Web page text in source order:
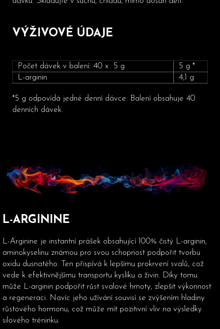
VÝŽIVOVÉ ÚDAJE
Počet dávek v balení: 40 x 5 g
5 g *
L-arginin
4,1 g
*5 g odpovídá jedné denní dávce. Balení obsahuje 40
denních dávek.
L-ARGININE
L-Arginine je instantní prášek obsahující 100% čistý L-arginin,
aminokyselinu známou pro svou schopnost podpořit tvorbu
oxidu dusnatého. Ten přispívá k lepšímu prokrvení svalů, což
vede k efektivnějšímu transportu kyslíku a živin. Díky tomu
může L-arginin podpořit růst svalové hmoty, zlepšit výkonnost
a regeneraci. Navíc jeho užívání souvisí se zvýšením hladiny
růstového hormonu, což může mít pozitivní vliv na výsledky
silového tréninku.